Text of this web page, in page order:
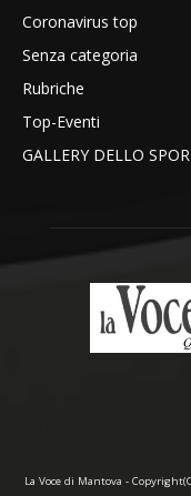
Coronavirus top
Senza categoria
Rubriche
Top-Eventi
GALLERY DELLO
La Voce di Mantova -